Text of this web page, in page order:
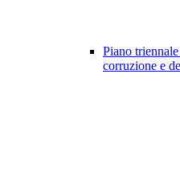
Piano
corruzione e